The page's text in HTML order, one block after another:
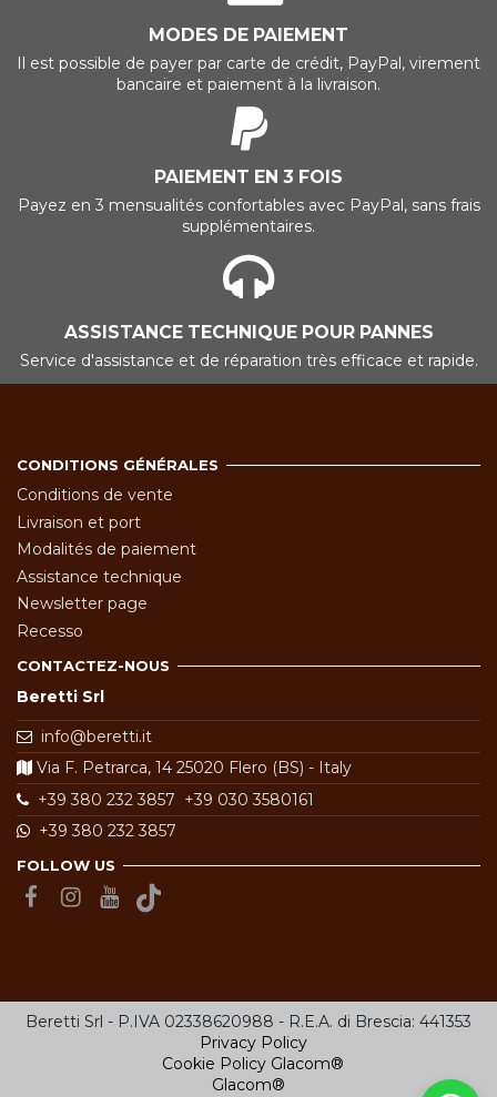
MODES DE PAIEMENT
Il est possible de payer par carte de crédit, PayPal, virement
bancaire et paiement à la livraison.
PAIEMENT EN 3 FOIS
Payez en 3 mensualités confortables avec PayPal, sans frais
supplémentaires.
ASSISTANCE TECHNIQUE POUR PANNES
Service d'assistance et de réparation très efficace et rapide.
CONDITIONS GÉNÉRALES
Conditions de vente
Livraison et port
Modalités de paiement
Assistance technique
Newsletter page
Recesso
CONTACTEZ-NOUS
Beretti Srl
info@beretti.it
Via F. Petrarca, 14 25020 Flero (BS) - Italy
+39 380 232 3857 +39 030 3580161
+39 380 232 3857
FOLLOW US
Beretti Srl - P.IVA 02338620988 - R.E.A. di Brescia: 441353
Privacy Policy
Cookie Policy Glacom®
Glacom®